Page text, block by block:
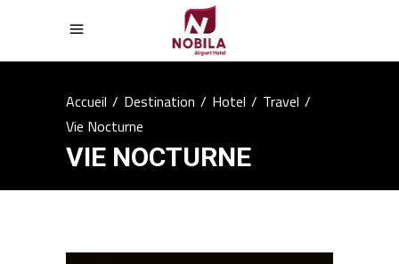
Accueil/Destination/Hotel/Travel/
Vie Nocturne
VIE NOCTURNE